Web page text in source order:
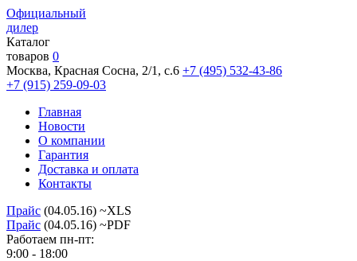
Официальный
дилер
Каталог
товаров 0
Москва, Красная Сосна, 2/1, с.6 +7 (495) 532-43-86
+7 (915) 259-09-03
Главная
Новости
О компании
Гарантия
Доставка и оплата
Контакты
Прайс (04.05.16) ~XLS
Прайс (04.05.16) ~PDF
Работаем пн-пт:
9:00 - 18:00